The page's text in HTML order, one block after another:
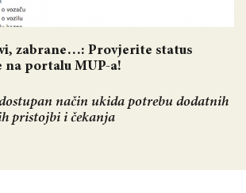
zabrane…: Provjerite status
na portalu MUP-a!
način ukida potrebu dodatnih
pristojbi i čekanja